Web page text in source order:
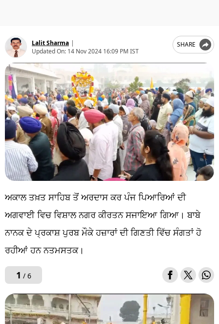
Lalit Sharma |
Updated On: 14 Nov 2024 16:09 PM IST
SHARE
ਅਕਾਲ ਤਖ਼ਤ ਸਾਹਿਬ ਤੋਂ ਅਰਦਾਸ ਕਰ ਪੰਜ ਪਿਆਰਿਆਂ ਦੀ
ਅਗਵਾਈ ਵਿਚ ਵਿਸ਼ਾਲ ਨਗਰ ਕੀਰਤਨ ਸਜਾਇਆ ਗਿਆ। ਬਾਬੇ
ਨਾਨਕ ਦੇ ਪ੍ਰਕਾਸ਼ ਪੁਰਬ ਮੌਕੇ ਹਜ਼ਾਰਾਂ ਦੀ ਗਿਣਤੀ ਵਿੱਚ ਸੰਗਤਾਂ ਹੋ
ਰਹੀਆਂ ਹਨ ਨਤਮਸਤਕ।
1 / 6